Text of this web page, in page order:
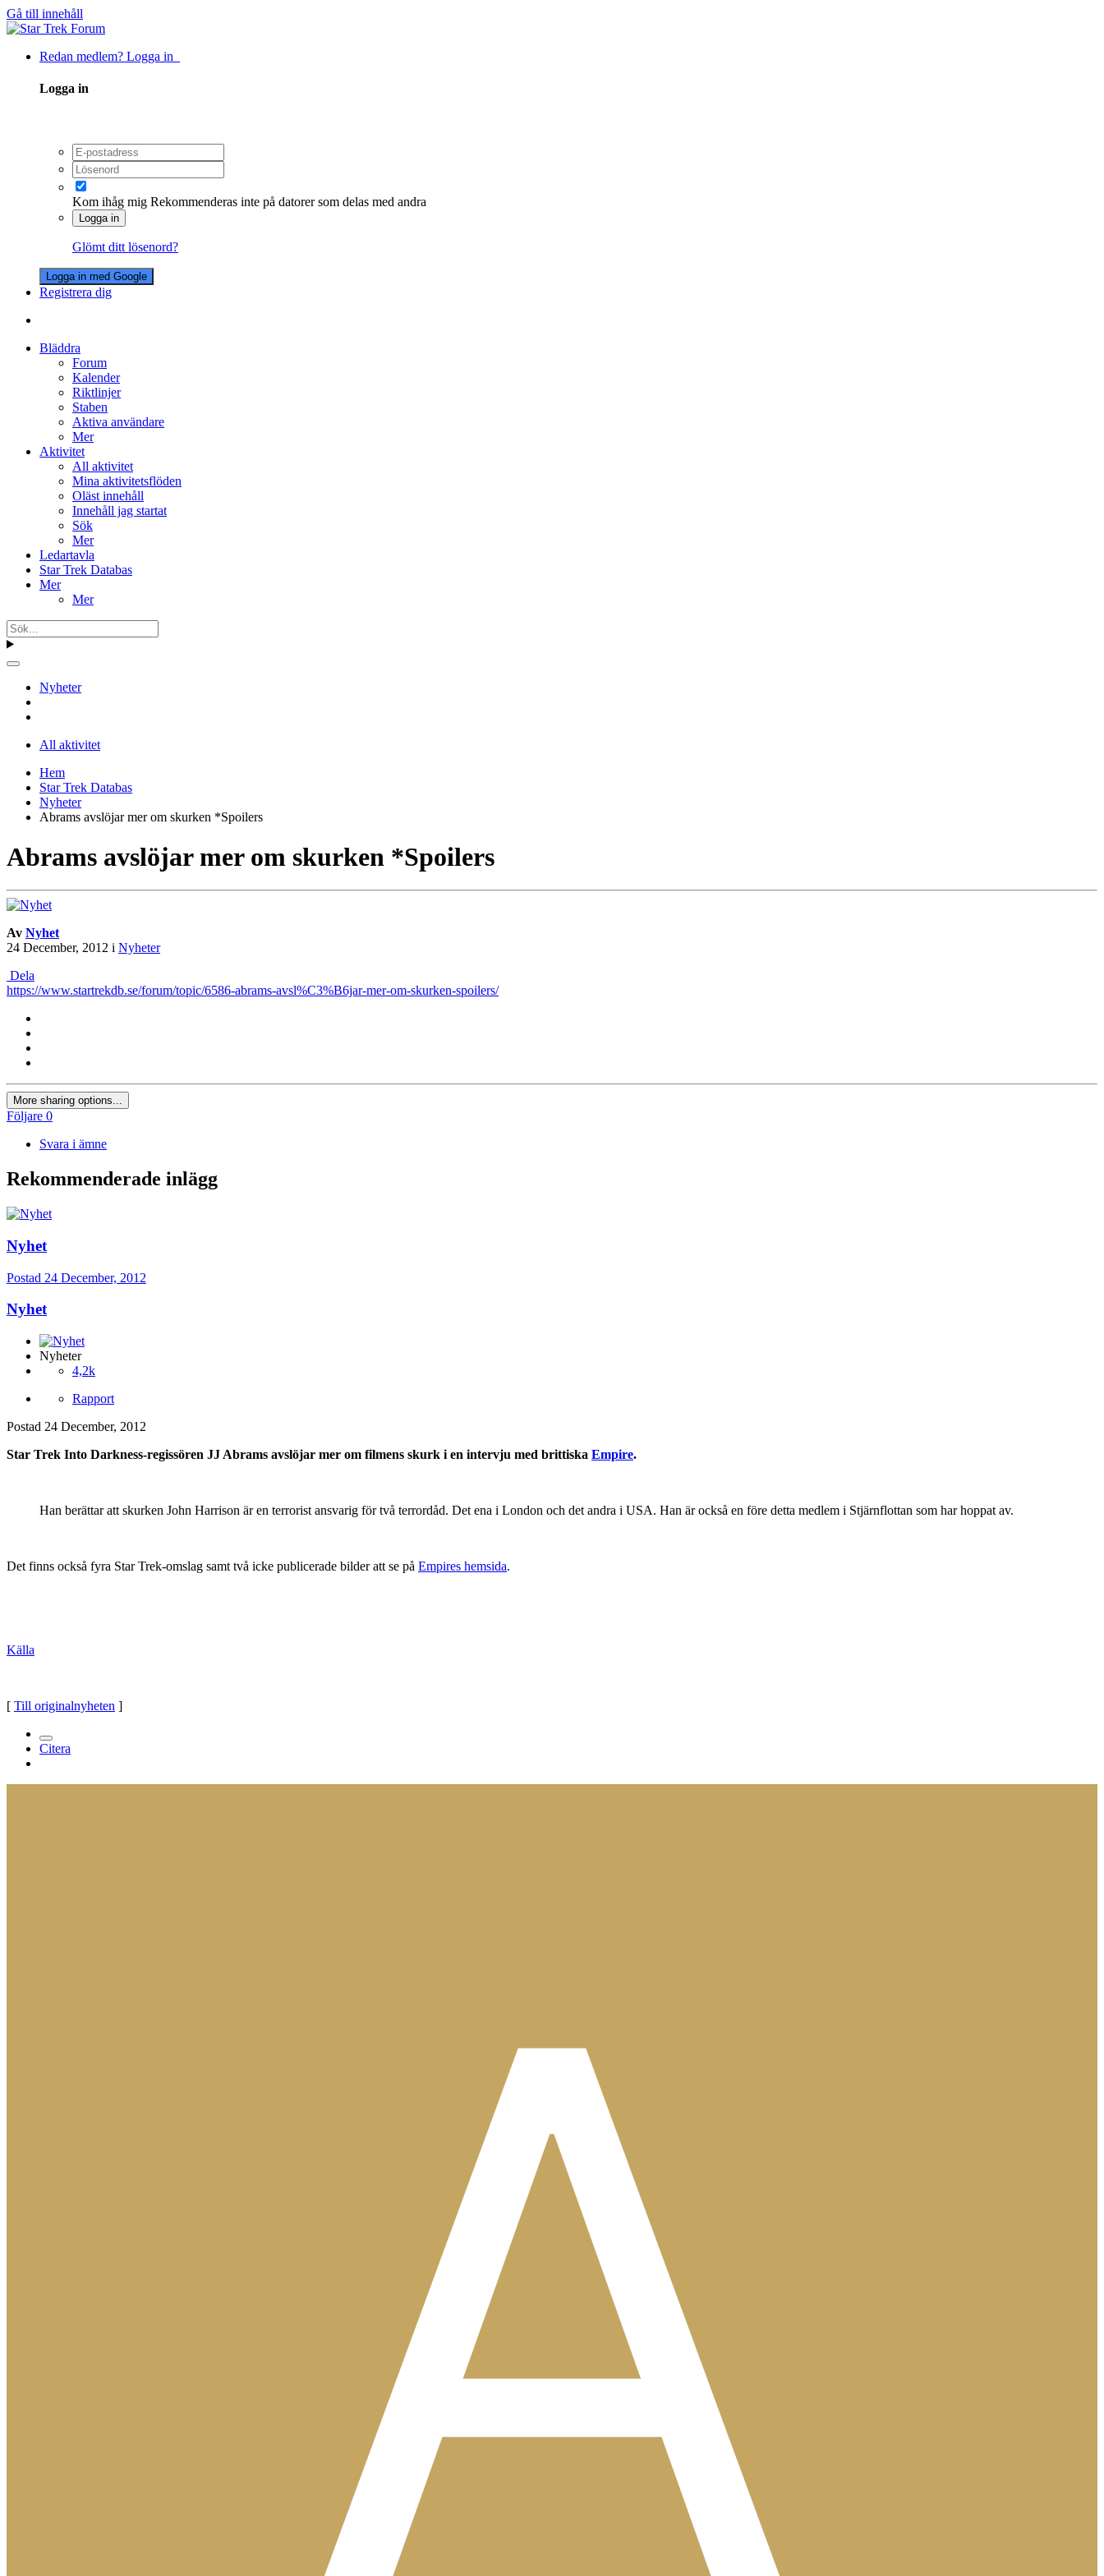
Gå till innehåll
Redan medlem? Logga in
Logga in
Kom ihåg mig Rekommenderas inte på datorer som delas med andra
Logga in
Glömt ditt lösenord?
Logga in med Google
Registrera dig
Bläddra
Forum
Kalender
Riktlinjer
Staben
Aktiva användare
Mer
Aktivitet
All aktivitet
Mina aktivitetsflöden
Oläst innehåll
Innehåll jag startat
Sök
Mer
Ledartavla
Star Trek Databas
Mer
Mer
Nyheter
All aktivitet
Hem
Star Trek Databas
Nyheter
Abrams avslöjar mer om skurken *Spoilers
Abrams avslöjar mer om skurken *Spoilers
Av Nyhet
24 December, 2012 i Nyheter
Dela
https://www.startrekdb.se/forum/topic/6586-abrams-avsl%C3%B6jar-mer-om-skurken-spoilers/
More sharing options...
Följare 0
Svara i ämne
Rekommenderade inlägg
Nyhet
Postad 24 December, 2012
Nyhet
Nyheter
4,2k
Rapport
Postad 24 December, 2012
Star Trek Into Darkness-regissören JJ Abrams avslöjar mer om filmens skurk i en intervju med brittiska Empire.
Han berättar att skurken John Harrison är en terrorist ansvarig för två terrordåd. Det ena i London och det andra i USA. Han är också en före detta medlem i Stjärnflottan som har hoppat av.
Det finns också fyra Star Trek-omslag samt två icke publicerade bilder att se på Empires hemsida.
Källa
[ Till originalnyheten ]
Citera